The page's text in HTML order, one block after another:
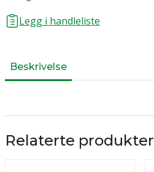
Legg i handleliste
Beskrivelse
Relaterte produkter